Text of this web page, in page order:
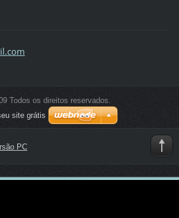
l.com
Todos os direitos reservados.
site grátis
PC